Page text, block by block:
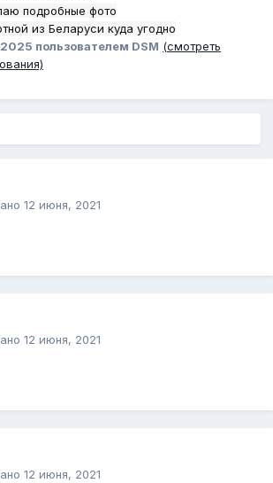
подробные фото
из Беларуси куда угодно
пользователем DSM (смотреть
12 июня, 2021
12 июня, 2021
12 июня, 2021